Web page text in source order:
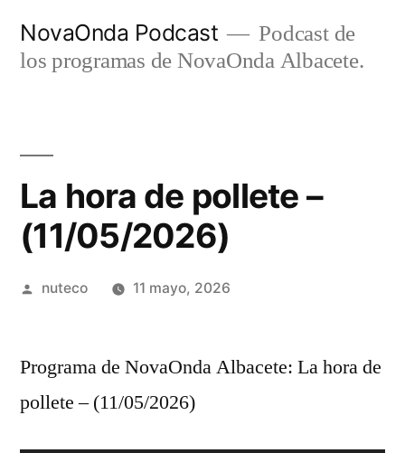
NovaOnda Podcast
Podcast de
los programas de NovaOnda Albacete.
La hora de pollete –
(11/05/2026)
Publicada
nuteco 11 mayo, 2026
Programa de NovaOnda Albacete: La hora de
pollete – (11/05/2026)